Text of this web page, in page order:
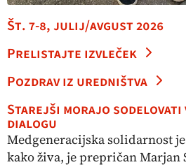
Št. 7-8, julij/avgust 2026
Prelistajte izvleček
Pozdrav iz uredništva
Starejši morajo sodelovati
dialogu
Medgeneracijska solidarnost
kako živa, je prepričan Marjan